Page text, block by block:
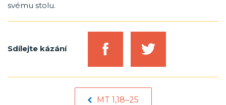
svému stolu.
Sdílejte kázání
MT 1,18–25